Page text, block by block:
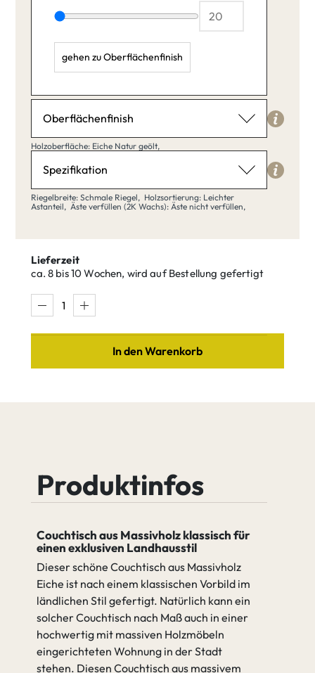
gehen zu Oberflächenfinish
Oberflächenfinish
Holzoberfläche
Eiche Natur geölt
Eiche Natur
Eiche klar
Eiche Weiß
Eiche Antik Eiche Amara
gehen zu Spezifikation
Holzoberfläche: Eiche Natur geölt,
Spezifikation
Riegelbreite
Schmale Riegel
Riegel
Äste verfüllen (2K Wachs)
Äste nicht verfüllen
Äste nicht
verfüllen
Äste verfüllen
(2K Wachs)
Riegelbreite: Schmale Riegel, Holzsortierung: Leichter
Astanteil,Äste verfüllen (2K Wachs): Äste nicht verfüllen,
Lieferzeit
ca. 8 bis 10 Wochen, wird auf Bestellung gefertigt
In den Warenkorb
Produktinfos
Couchtisch aus Massivholz klassisch für
einen exklusiven Landhausstil
Dieser schöne Couchtisch aus Massivholz
Eiche ist nach einem klassischen Vorbild im
ländlichen Stil gefertigt. Natürlich kann ein
solcher Couchtisch nach Maß auch in einer
hochwertig mit massiven Holzmöbeln
eingerichteten Wohnung in der Stadt
stehen. Diesen Couchtisch aus massivem